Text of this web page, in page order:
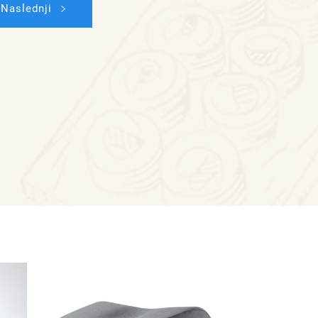
Naslednji